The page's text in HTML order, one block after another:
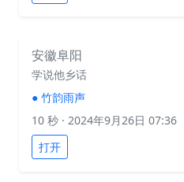
安徽阜阳
学说他乡话
● 竹韵雨声
10 秒 · 2024年9月26日 07:36
打开